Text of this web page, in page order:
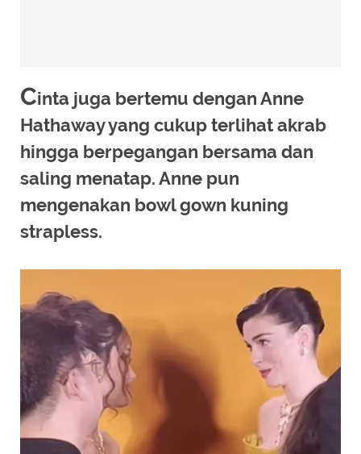
Cinta juga bertemu dengan Anne
Hathaway yang cukup terlihat akrab
hingga berpegangan bersama dan
saling menatap. Anne pun
mengenakan bowl gown kuning
strapless.